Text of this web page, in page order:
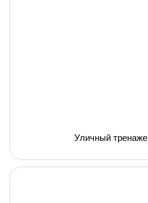
Уличный